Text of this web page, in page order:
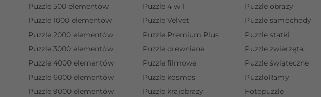
Puzzle 500 elementów
Puzzle 1000 elementów
Puzzle 2000 elementów
Puzzle 3000 elementów
Puzzle 4000 elementów
Puzzle 6000 elementów
Puzzle 9000 elementów
Puzzle 4 w 1
Puzzle Velvet
Puzzle Premium Plus
Puzzle drewniane
Puzzle filmowe
Puzzle kosmos
Puzzle krajobrazy
Puzzle obrazy
Puzzle samochody
Puzzle statki
Puzzle zwierzęta
Puzzle świąteczne
PuzzloRamy
Fotopuzzle